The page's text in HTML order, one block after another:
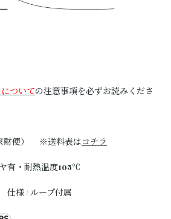
ついての注意事項を必ずお読みくださ
財便） ※送料表はコチラ
有・耐熱温度105℃
様 / ループ付属